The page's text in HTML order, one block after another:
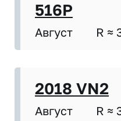
516P
Август R ≈
2018 VN2
Август R ≈